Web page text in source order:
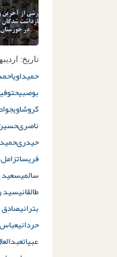
تاریخ:
حمیداوی
بوصبیح
کروشاوی
ناصرى
حیدرى
فريسات
سالمى
طالقانىسید
بترانیصادق
حردانى
عبیات